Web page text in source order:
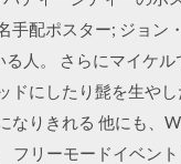
手配ポスター; ジョン
人。 さらにマイケ
ドにしたり髭を生や
なりきれる 他にも、
フリーモードイベン